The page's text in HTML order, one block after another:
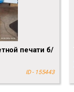
печати б/
ID - 155443